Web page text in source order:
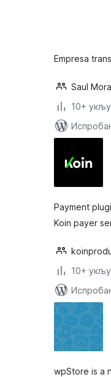
Empresa
Saul
10+
Payment
Koin payer
10+
wpStore is a